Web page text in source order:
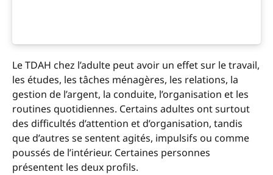
Le TDAH chez l’adulte peut avoir un effet sur le travail,
les études, les tâches ménagères, les relations, la
gestion de l’argent, la conduite, l’organisation et les
routines quotidiennes. Certains adultes ont surtout
des difficultés d’attention et d’organisation, tandis
que d’autres se sentent agités, impulsifs ou comme
poussés de l’intérieur. Certaines personnes
présentent les deux profils.